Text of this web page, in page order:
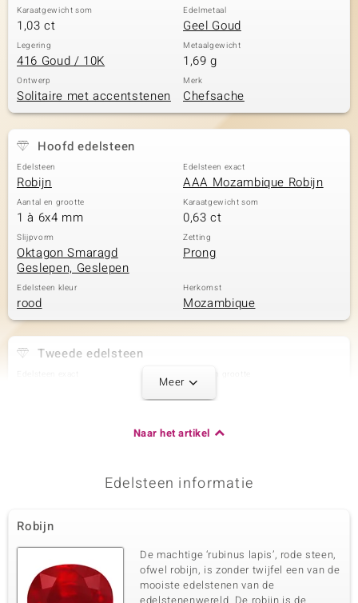
Karaatgewicht som
1,03 ct
Edelmetaal
Geel Goud
Legering
416 Goud / 10K
Metaalgewicht
1,69 g
Ontwerp
Solitaire met accentstenen
Merk
Chefsache
Hoofd edelsteen
Edelsteen
Robijn
Edelsteen exact
AAA Mozambique Robijn
Aantal en grootte
1 à 6x4 mm
Karaatgewicht som
0,63 ct
Slijpvorm
Oktagon Smaragd
Geslepen, Geslepen
Zetting
Prong
Edelsteen kleur
rood
Herkomst
Mozambique
Tweede edelsteen
6 à 2 mm
Quadratischer
Prinzessschliff
Mozambique
Derde edelsteen
Edelsteen exact
SI1 (H) Diamant 4 à 1,1 mm
Karaatgewicht som
0,03 ct
Slijpvorm
Rond Brilliant Geslepen
Meer
Naar het artikel
Edelsteen informatie
Robijn
De machtige ‘rubinus lapis’, rode steen,
ofwel robijn, is zonder twijfel een van de
mooiste edelstenen van de